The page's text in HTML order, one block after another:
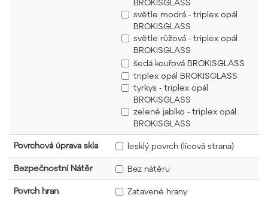
BROKISGLASS
světle modrá - triplex opál
BROKISGLASS
světle růžová - triplex opál
BROKISGLASS
šedá kouřová BROKISGLASS
triplex opál BROKISGLASS
tyrkys - triplex opál
BROKISGLASS
zelené jablko - triplex opál
BROKISGLASS
Povrchová úprava skla lesklý povrch (lícová strana)
Bezpečnostní Nátěr Bez nátěru
Povrch hran Zatavené hrany